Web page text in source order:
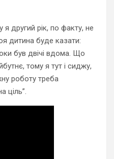
другий рік, по факту, не
дитина буде казати:
був двічі вдома. Що
тому я тут і сиджу,
роботу треба
ціль”.